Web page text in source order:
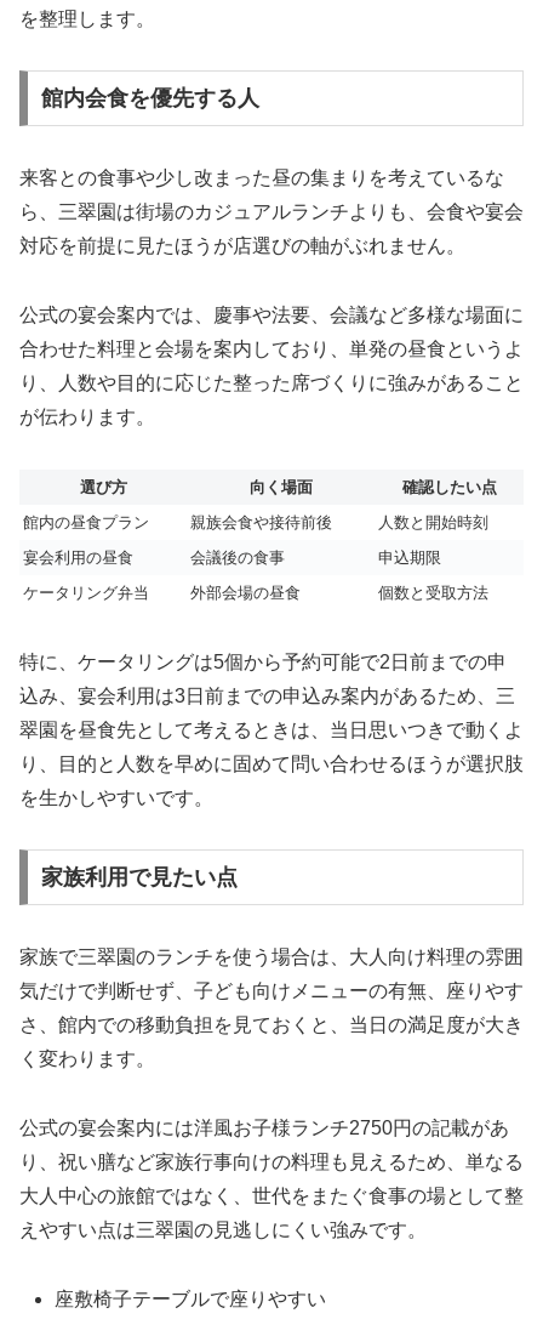
を整理します。
館内会食を優先する人
来客との食事や少し改まった昼の集まりを考えているな
ら、三翠園は街場のカジュアルランチよりも、会食や宴会
対応を前提に見たほうが店選びの軸がぶれません。
公式の宴会案内では、慶事や法要、会議など多様な場面に
合わせた料理と会場を案内しており、単発の昼食というよ
り、人数や目的に応じた整った席づくりに強みがあること
が伝わります。
選び方 向く場面
確認したい点
館内の昼食プラン
親族会食や接待前後
人数と開始時刻
宴会利用の昼食
会議後の食事
申込期限
ケータリング弁当
外部会場の昼食 個数と受取方法
特に、ケータリングは5個から予約可能で2日前までの申
込み、宴会利用は3日前までの申込み案内があるため、三
翠園を昼食先として考えるときは、当日思いつきで動くよ
り、目的と人数を早めに固めて問い合わせるほうが選択肢
を生かしやすいです。
家族利用で見たい点
家族で三翠園のランチを使う場合は、大人向け料理の雰囲
気だけで判断せず、子ども向けメニューの有無、座りやす
さ、館内での移動負担を見ておくと、当日の満足度が大き
く変わります。
公式の宴会案内には洋風お子様ランチ2750円の記載があ
り、祝い膳など家族行事向けの料理も見えるため、単なる
大人中心の旅館ではなく、世代をまたぐ食事の場として整
えやすい点は三翠園の見逃しにくい強みです。
座敷椅子テーブルで座りやすい